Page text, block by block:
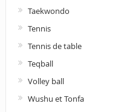
Taekwondo
Tennis
Tennis de table
Teqball
Volley ball
Wushu et Tonfa